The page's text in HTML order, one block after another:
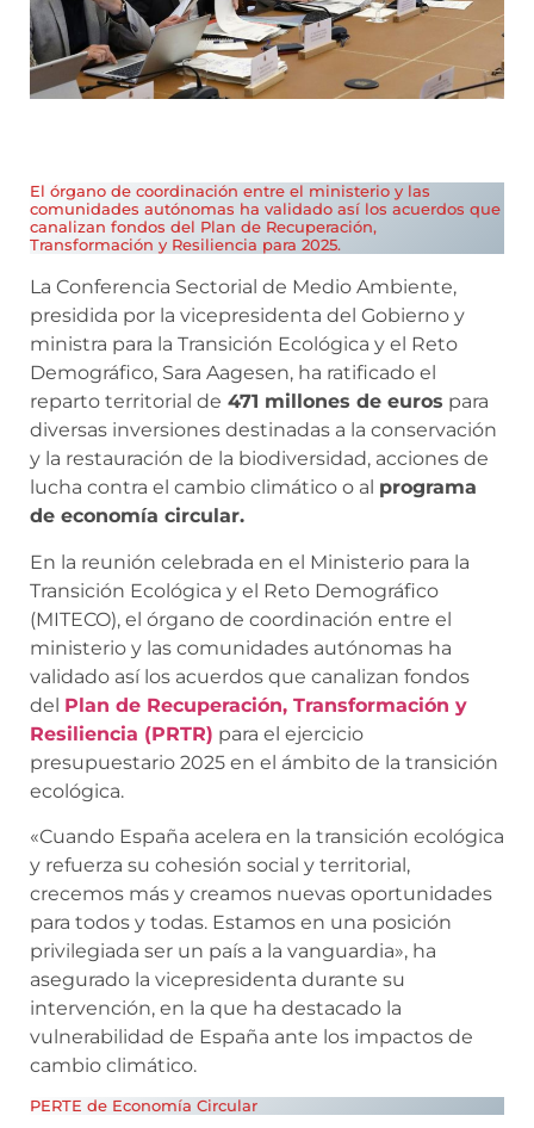
El órgano de coordinación entre el ministerio y las
comunidades autónomas ha validado así los acuerdos que
canalizan fondos del Plan de Recuperación,
Transformación y Resiliencia para 2025.
La Conferencia Sectorial de Medio Ambiente,
presidida por la vicepresidenta del Gobierno y
ministra para la Transición Ecológica y el Reto
Demográfico, Sara Aagesen, ha ratificado el
reparto territorial de 471 millones de euros para
diversas inversiones destinadas a la conservación
y la restauración de la biodiversidad, acciones de
lucha contra el cambio climático o al programa
de economía circular.
En la reunión celebrada en el Ministerio para la
Transición Ecológica y el Reto Demográfico
(MITECO), el órgano de coordinación entre el
ministerio y las comunidades autónomas ha
validado así los acuerdos que canalizan fondos
del Plan de Recuperación, Transformación y
Resiliencia (PRTR) para el ejercicio
presupuestario 2025 en el ámbito de la transición
ecológica.
«Cuando España acelera en la transición ecológica
y refuerza su cohesión social y territorial,
crecemos más y creamos nuevas oportunidades
para todos y todas. Estamos en una posición
privilegiada ser un país a la vanguardia», ha
asegurado la vicepresidenta durante su
intervención, en la que ha destacado la
vulnerabilidad de España ante los impactos de
cambio climático.
PERTE de Economía Circular